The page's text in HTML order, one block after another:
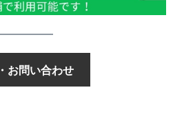
お問い合わせ